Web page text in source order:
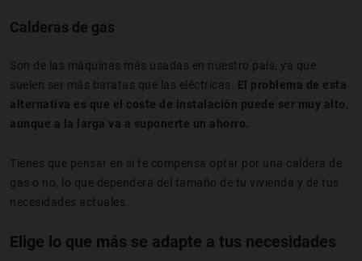
Calderas de gas
Son de las máquinas más usadas en nuestro país, ya que
suelen ser más baratas que las eléctricas. El problema de esta
alternativa es que el coste de instalación puede ser muy alto,
aunque a la larga va a suponerte un ahorro.
Tienes que pensar en si te compensa optar por una caldera de
gas o no, lo que dependerá del tamaño de tu vivienda y de tus
necesidades actuales.
Elige lo que más se adapte a tus necesidades